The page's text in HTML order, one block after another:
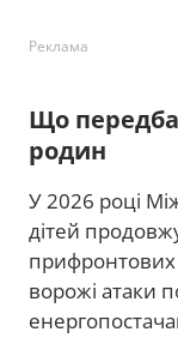
Реклама
Що
родин
У 2026 році
дітей
прифронтових
ворожі атаки